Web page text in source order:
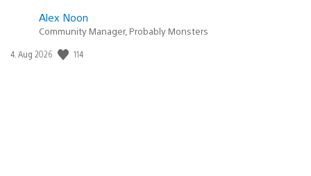
Alex Noon
Community Manager, Probably Monsters
Veröffentlichungsdatum:
4. Aug 2026 114